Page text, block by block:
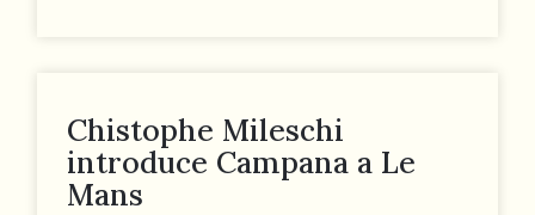
Chistophe Mileschi
introduce Campana a Le
Mans